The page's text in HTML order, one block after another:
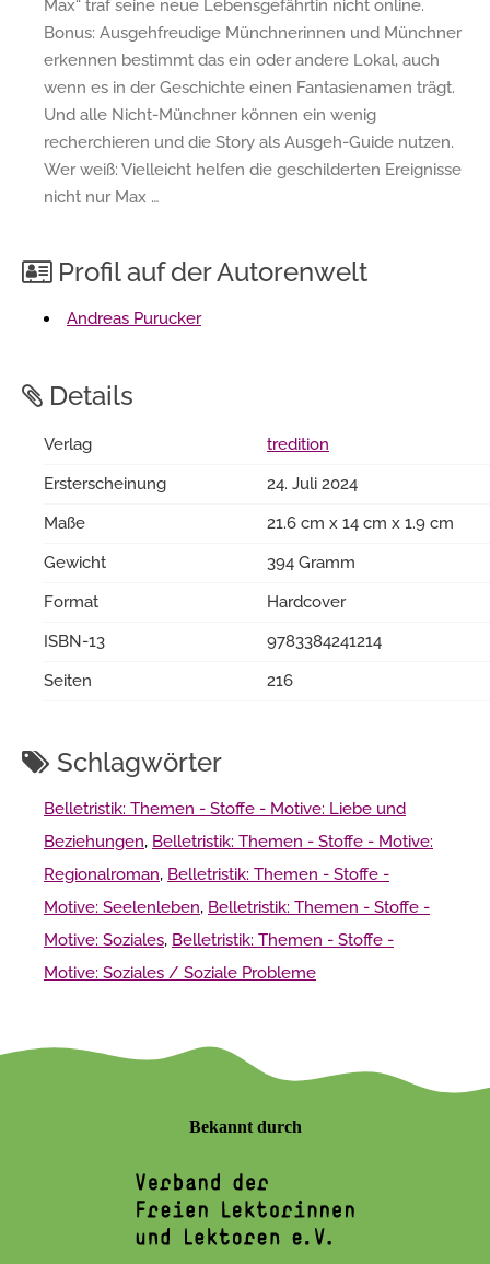
Max“ traf seine neue Lebensgefährtin nicht online.
Bonus: Ausgehfreudige Münchnerinnen und Münchner
erkennen bestimmt das ein oder andere Lokal, auch
wenn es in der Geschichte einen Fantasienamen trägt.
Und alle Nicht-Münchner können ein wenig
recherchieren und die Story als Ausgeh-Guide nutzen.
Wer weiß: Vielleicht helfen die geschilderten Ereignisse
nicht nur Max …
Profil auf der Autorenwelt
Andreas Purucker
Details
Verlag
tredition
Ersterscheinung
24. Juli 2024
Maße
21.6 cm x 14 cm x 1.9 cm
Gewicht
394 Gramm
Format
Hardcover
ISBN-13
9783384241214
Seiten
216
Schlagwörter
Belletristik: Themen - Stoffe - Motive: Liebe und
Beziehungen, Belletristik: Themen - Stoffe - Motive:
Regionalroman, Belletristik: Themen - Stoffe -
Motive: Seelenleben, Belletristik: Themen - Stoffe -
Motive: Soziales, Belletristik: Themen - Stoffe -
Motive: Soziales / Soziale Probleme
Bekannt durch